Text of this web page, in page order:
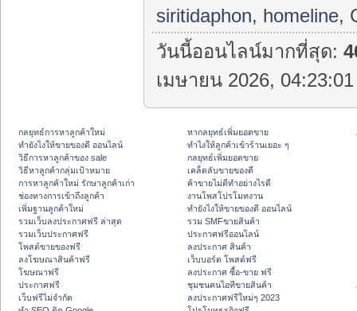
siritidaphon, homeline,
วันนี้ออนไลน์มากที่สุด:
เมษายน 2026,
กลยุทธ์การหาลูกค้าใหม่
ทํายังไงให้ขายของดี ออนไลน์
วิธีการหาลูกค้าของ sale
วิธีหาลูกค้ากลุ่มเป้าหมาย
การหาลูกค้าใหม่ รักษาลูกค้าเก่า
ช่องทางการเข้าถึงลูกค้า
เพิ่มฐานลูกค้าใหม่
รวมเว็บลงประกาศฟรี ล่าสุด
รวมเว็บประกาศฟรี
โพสต์ขายของฟรี
ลงโฆษณาสินค้าฟรี
โฆษณาฟรี
ประกาศฟรี
เว็บฟรีไม่จำกัด
หากลยุทธ์เพิ่มยอดขาย
ทําไงให้ลูกค้าเข้าร้านเยอะ ๆ
กลยุทธ์เพิ่มยอดขาย
เคล็ดลับขายของดี
ค้าขายไม่ดีทำอย่างไรดี
งานโพสโปรโมทงาน
ทํายังไงให้ขายของดี ออนไลน์
รวม SMFขายสินค้า
ประกาศฟรีออนไลน์
ลงประกาศ สินค้า
เว็บบอร์ด โพสต์ฟรี
ลงประกาศ ซื้อ-ขาย ฟรี
ชุมชนคนไอทีขายสินค้า
ลงประกาศฟรีใหม่ๆ 2023